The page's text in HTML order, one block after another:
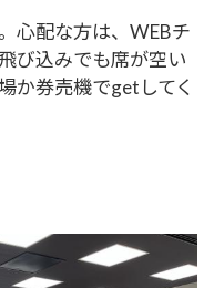
心配な方は、WEBチ
び込みでも席が空い
か券売機でgetしてく